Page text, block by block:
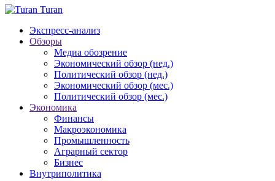
Turan
Экспресс-анализ
Обзоры
Медиа обозрение
Экономический обзор (нед.)
Политический обзор (нед.)
Экономический обзор (мес.)
Политический обзор (мес.)
Экономика
Финансы
Макроэкономика
Промышленность
Аграрный сектор
Бизнес
Внутриполитика